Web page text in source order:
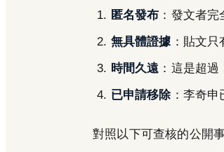
匿名發布 ：發文者
無具體證據：貼文只
時間久遠 ：這是超
已申請移除 ：李奇
對照以下可查核的公開事